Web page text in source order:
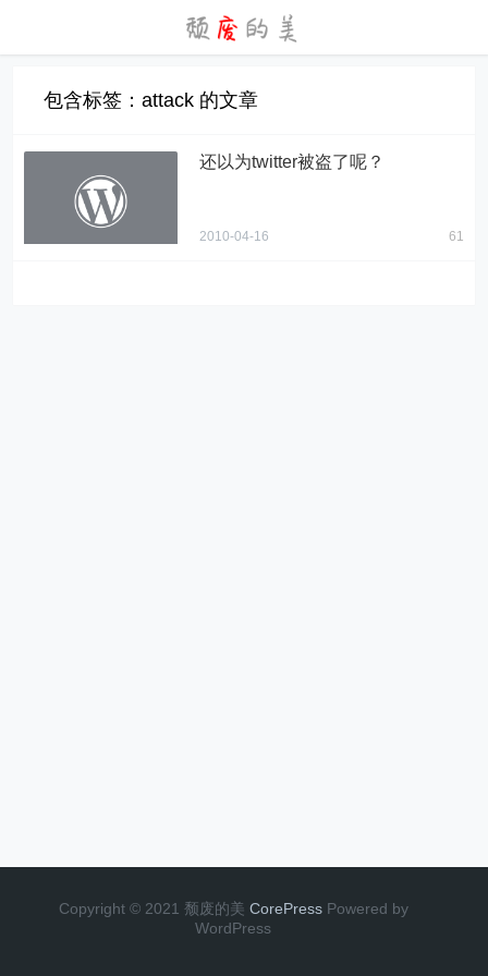
包含标签：attack 的文章
还以为twitter被盗了呢？
2010-04-16 61
Copyright © 2021 颓废的美 CorePress Powered by
WordPress